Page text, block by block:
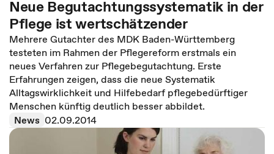
Neue Begutachtungssystematik in der
Pflege ist wertschätzender
Mehrere Gutachter des MDK Baden-Württemberg
testeten im Rahmen der Pflegereform erstmals ein
neues Verfahren zur Pflegebegutachtung. Erste
Erfahrungen zeigen, dass die neue Systematik
Alltagswirklichkeit und Hilfebedarf pflegebedürftiger
Menschen künftig deutlich besser abbildet.
News 02.09.2014